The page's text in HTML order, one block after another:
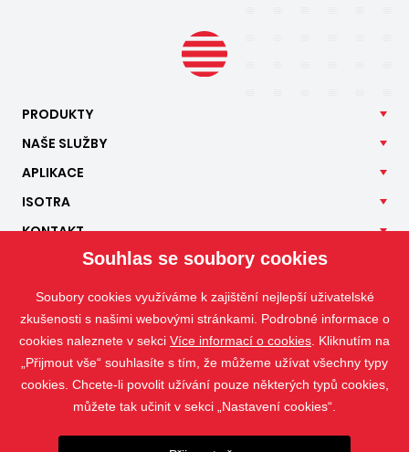
PRODUKTY
NAŠE SLUŽBY
APLIKACE
ISOTRA
KONTAKT
Souhlas se soubory cookies
Soubory cookies využíváme k zajištění nejlepší uživatelské
zkušenosti s našimi webovými stránkami. Podrobné informace o
cookies naleznete v sekci Více informací o cookies . Kliknutím na
„Přijmout vše“ souhlasíte s tím, že můžeme užívat všechny typy
cookies. Chcete-li povolit užívání pouze některých typů cookies,
můžete tak učinit v sekci „Nastavení cookies“.